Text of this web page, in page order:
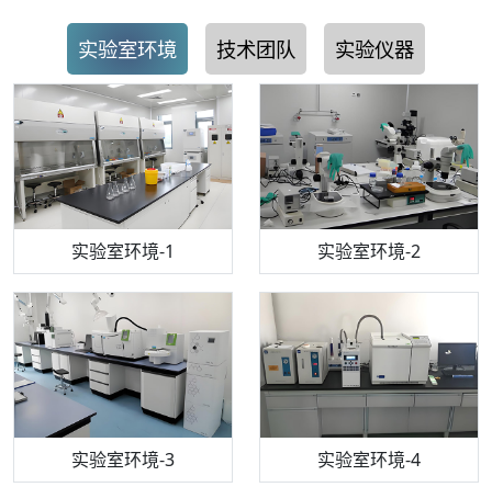
实验室环境 技术团队 实验仪器
实验室环境-1 实验室环境-2
实验室环境-3 实验室环境-4
机构质检技术员-1 机构质检技术员-2
机构质检技术员-3 机构质检技术员-4
步入式恒温恒湿试验箱 电感耦合等离子体光谱仪
高效液相色谱仪 流式细胞仪